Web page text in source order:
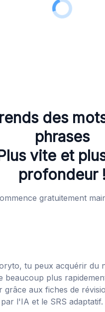
des
phrases
vite et
profondeur
gratuitement
tu peux acquérir du
beaucoup plus
grâce aux fiches de
l'IA et le SRS adaptatif.